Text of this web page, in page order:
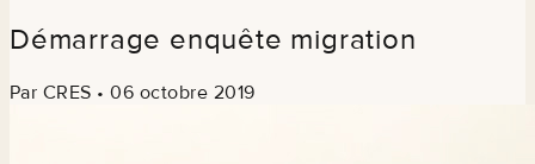
Démarrage enquête migration
Par CRES • 06 octobre 2019